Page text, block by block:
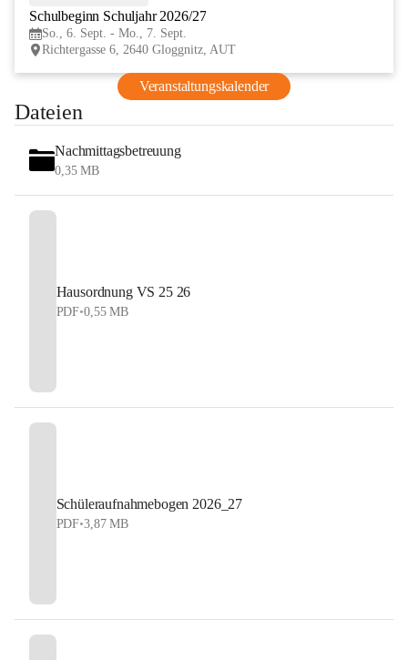
Schulbeginn Schuljahr 2026/27
So., 6. Sept. - Mo., 7. Sept.
Richtergasse 6, 2640 Gloggnitz, AUT
Veranstaltungskalender
Dateien
Nachmittagsbetreuung
0,35 MB
Hausordnung VS 25 26
PDF•0,55 MB
Schüleraufnahmebogen 2026_27
PDF•3,87 MB